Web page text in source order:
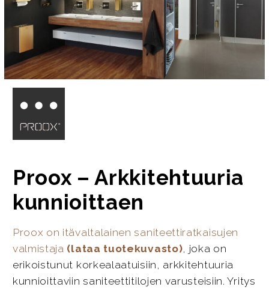
Proox – Arkkitehtuuria
kunnioittaen
Proox on itävaltalainen saniteettiratkaisujen
valmistaja (lataa tuotekuvasto), joka on
erikoistunut korkealaatuisiin, arkkitehtuuria
kunnioittaviin saniteettitilojen varusteisiin. Yritys